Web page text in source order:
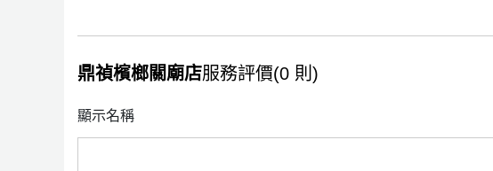
鼎禎檳榔關廟店服務評價(0 則)
顯示名稱